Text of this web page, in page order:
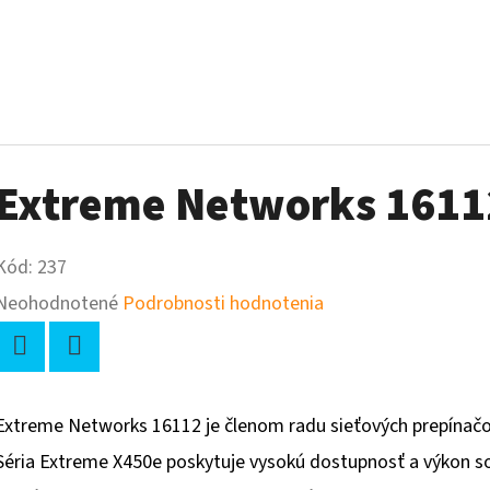
Networks
237
Podrobnosti hodnotenia
Networks 16112 je členom radu sieťových
Extreme X450e poskytuje vysokú dostupnosť a výkon